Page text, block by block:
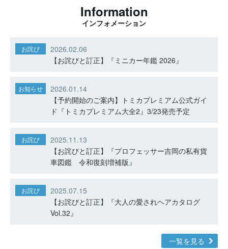
Information
インフォメーション
お詫び
2026.02.06
【お詫びと訂正】『ミニカー年鑑 2026』
お知らせ
2026.01.14
【予約開始のご案内】トミカプレミアム公式ガイ
ド『トミカプレミアム大全2』3/23発売予定
お詫び
2025.11.13
【お詫びと訂正】『プロフェッサー吉岡の私有貨
車図鑑 令和復刻増補版』
お詫び
2025.07.15
【お詫びと訂正】『大人の愛されヘアカタログ
Vol.32』
一覧を見る